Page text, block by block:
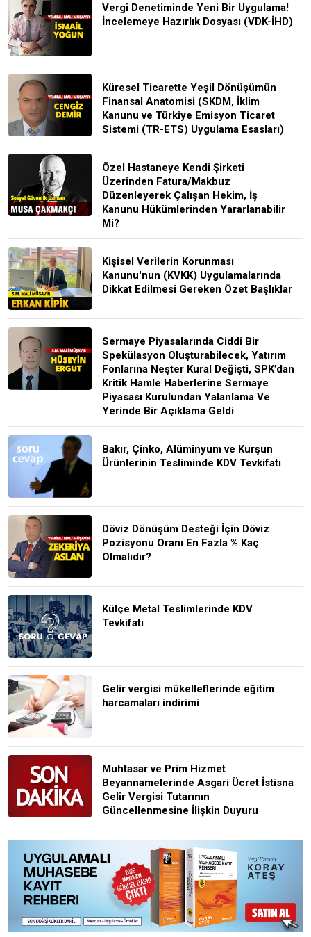
Vergi Denetiminde Yeni Bir Uygulama!
İncelemeye Hazırlık Dosyası (VDK-İHD)
Küresel Ticarette Yeşil Dönüşümün
Finansal Anatomisi (SKDM, İklim
Kanunu ve Türkiye Emisyon Ticaret
Sistemi (TR-ETS) Uygulama Esasları)
Özel Hastaneye Kendi Şirketi
Üzerinden Fatura/Makbuz
Düzenleyerek Çalışan Hekim, İş
Kanunu Hükümlerinden Yararlanabilir
Mi?
Kişisel Verilerin Korunması
Kanunu'nun (KVKK) Uygulamalarında
Dikkat Edilmesi Gereken Özet Başlıklar
Sermaye Piyasalarında Ciddi Bir
Spekülasyon Oluşturabilecek, Yatırım
Fonlarına Neşter Kural Değişti, SPK’dan
Kritik Hamle Haberlerine Sermaye
Piyasası Kurulundan Yalanlama Ve
Yerinde Bir Açıklama Geldi
Bakır, Çinko, Alüminyum ve Kurşun
Ürünlerinin Tesliminde KDV Tevkifatı
Döviz Dönüşüm Desteği İçin Döviz
Pozisyonu Oranı En Fazla % Kaç
Olmalıdır?
Külçe Metal Teslimlerinde KDV
Tevkifatı
Gelir vergisi mükelleflerinde eğitim
harcamaları indirimi
Muhtasar ve Prim Hizmet
Beyannamelerinde Asgari Ücret İstisna
Gelir Vergisi Tutarının
Güncellenmesine İlişkin Duyuru